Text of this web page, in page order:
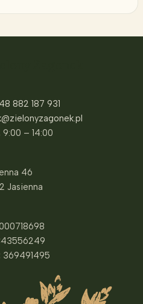
882 187 931
9:00 – 14:00
46
Jasienna
369491495